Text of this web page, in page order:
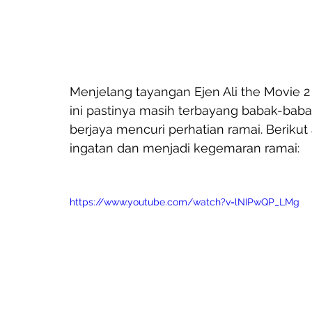
Menjelang tayangan Ejen Ali the Movie
ini pastinya masih terbayang babak-
berjaya mencuri perhatian ramai.
ingatan dan menjadi kegemaran ramai:
https://www.youtube.com/watch?v=lNIPwQP_LMg